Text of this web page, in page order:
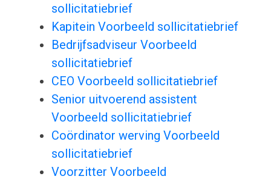
sollicitatiebrief
Kapitein Voorbeeld sollicitatiebrief
Bedrijfsadviseur Voorbeeld
sollicitatiebrief
CEO Voorbeeld sollicitatiebrief
Senior uitvoerend assistent
Voorbeeld sollicitatiebrief
Coördinator werving Voorbeeld
sollicitatiebrief
Voorzitter Voorbeeld